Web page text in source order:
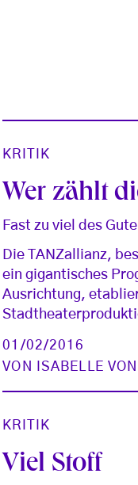
KRITIK
Wer zählt
Fast zu viel des
Die TANZallianz,
ein gigantisches
Ausrichtung,
01/02/2016
VON
ISABELLE
KRITIK
Viel Stoff